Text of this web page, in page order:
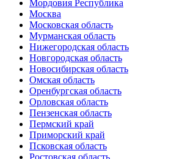
Мордовия Республика
Москва
Московская область
Мурманская область
Нижегородская область
Новгородская область
Новосибирская область
Омская область
Оренбургская область
Орловская область
Пензенская область
Пермский край
Приморский край
Псковская область
Ростовская область